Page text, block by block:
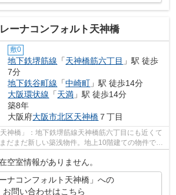
ーナコンフォルト天神橋
敷0
地下鉄堺筋線 「天神橋筋六丁目 」駅 徒歩
7分
地下鉄谷町線 「中崎町 」駅 徒歩14分
大阪環状線 「天満 」駅 徒歩14分
築8年
大阪府大阪市北区天神橋 ７丁目
神橋」：地下鉄堺筋線天神橋筋六丁目にも近くて
だまだ新しい築浅物件。地上10階建ての物件でご
した、一押し...
空室情報がありません。
ーナコンフォルト天神橋」への
お問い合わせはこちら